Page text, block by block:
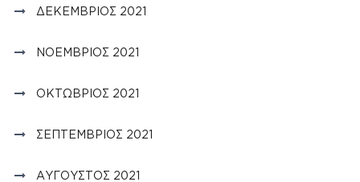
ΔΕΚΈΜΒΡΙΟΣ 2021
ΝΟΈΜΒΡΙΟΣ 2021
ΟΚΤΏΒΡΙΟΣ 2021
ΣΕΠΤΈΜΒΡΙΟΣ 2021
ΑΎΓΟΥΣΤΟΣ 2021